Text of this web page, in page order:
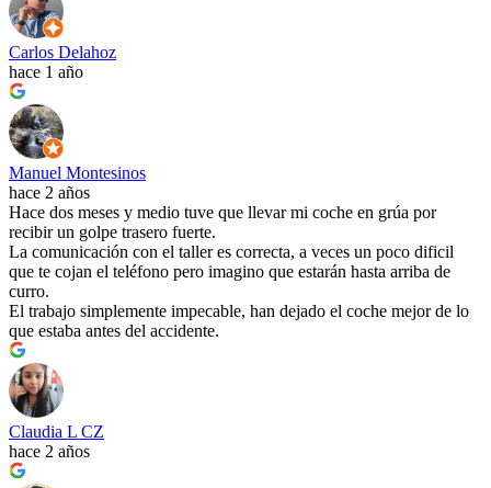
Carlos Delahoz
hace 1 año
Manuel Montesinos
hace 2 años
Hace dos meses y medio tuve que llevar mi coche en grúa por
recibir un golpe trasero fuerte.
La comunicación con el taller es correcta, a veces un poco dificil
que te cojan el teléfono pero imagino que estarán hasta arriba de
curro.
El trabajo simplemente impecable, han dejado el coche mejor de lo
que estaba antes del accidente.
Claudia L CZ
hace 2 años